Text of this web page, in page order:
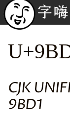
CJK
9BD1